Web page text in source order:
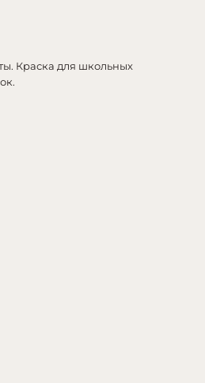
Краска для школьных